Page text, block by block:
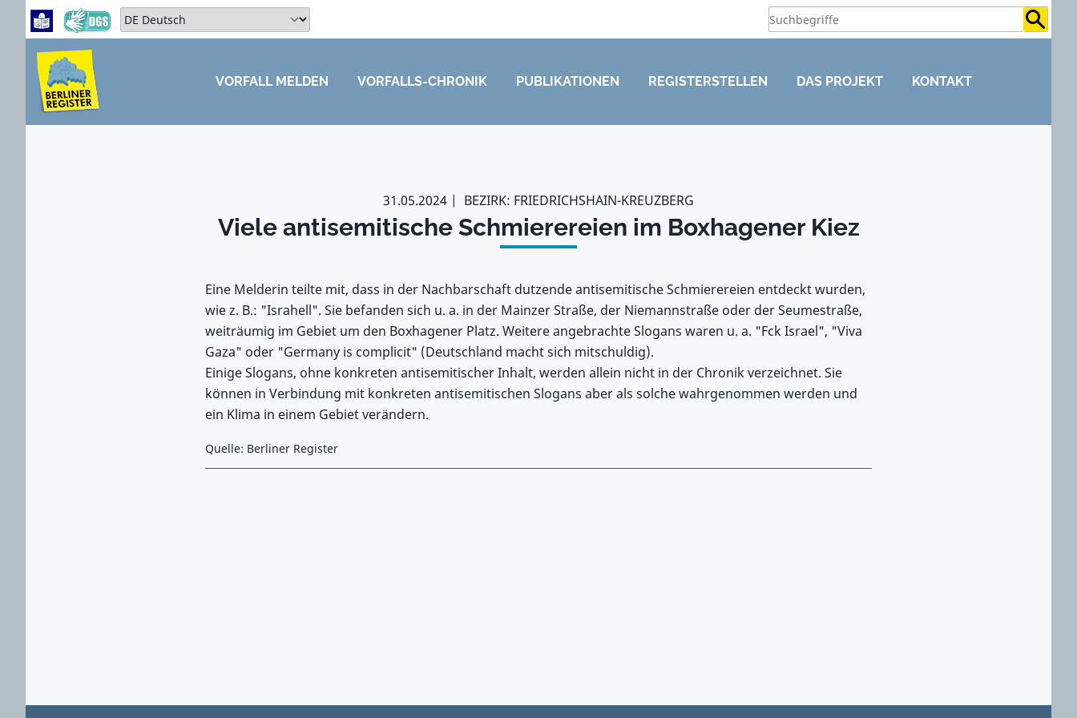
Zum Hauptbereich springen
Zum Hauptmenü springen
Sprache auswählen:
ZUM HAUPTBEREICH SPRINGEN
VORFALL MELDEN VORFALLS-CHRONIK PUBLIKATIONEN REGISTERSTELLEN DAS PROJEKT KONTAKT
31.05.2024 BEZIRK: FRIEDRICHSHAIN-KREUZBERG
Viele antisemitische Schmierereien im Boxhagener Kiez
Eine Melderin teilte mit, dass in der Nachbarschaft dutzende antisemitische Schmierereien entdeckt wurden,
wie z. B.: "Israhell". Sie befanden sich u. a. in der Mainzer Straße, der Niemannstraße oder der Seumestraße,
weiträumig im Gebiet um den Boxhagener Platz. Weitere angebrachte Slogans waren u. a. "Fck Israel", "Viva
Gaza" oder "Germany is complicit" (Deutschland macht sich mitschuldig).
Einige Slogans, ohne konkreten antisemitischer Inhalt, werden allein nicht in der Chronik verzeichnet. Sie
können in Verbindung mit konkreten antisemitischen Slogans aber als solche wahrgenommen werden und
ein Klima in einem Gebiet verändern.
Quelle: Berliner Register